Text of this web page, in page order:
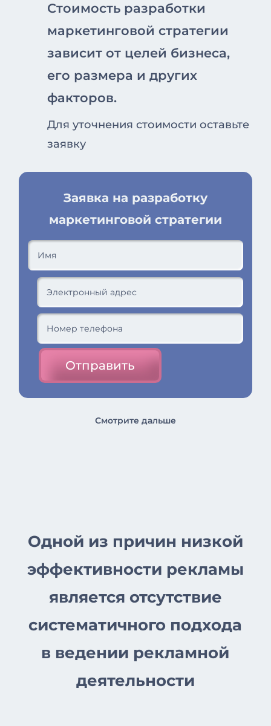
Стоимость разработки
маркетинговой стратегии
зависит от целей бизнеса,
его размера и других
факторов.
Для уточнения стоимости оставьте
заявку
Заявка на разработку
маркетинговой стратегии
Отправить
Смотрите дальше
Одной из причин низкой
эффективности рекламы
является отсутствие
систематичного подхода
в ведении рекламной
деятельности